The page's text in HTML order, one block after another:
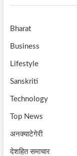
Bharat
Business
Lifestyle
Sanskriti
Technology
Top News
अनक्याटेगेरी
देशहित समाचार